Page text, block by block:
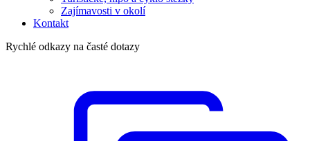
Zajímavosti v okolí
Kontakt
Rychlé odkazy na časté dotazy